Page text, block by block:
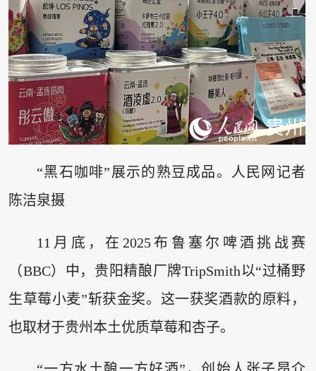
“黑石咖啡”展示的熟豆成品。人民网记者
陈洁泉摄
11月底，在2025布鲁塞尔啤酒挑战赛
（BBC）中，贵阳精酿厂牌TripSmith以“过桶野
生草莓小麦”斩获金奖。这一获奖酒款的原料，
也取材于贵州本土优质草莓和杏子。